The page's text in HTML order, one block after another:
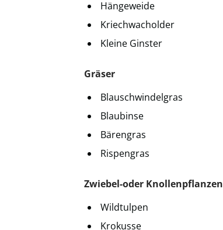
Hängeweide
Kriechwacholder
Kleine Ginster
Gräser
Blauschwindelgras
Blaubinse
Bärengras
Rispengras
Zwiebel-oder Knollenpflanzen
Wildtulpen
Krokusse